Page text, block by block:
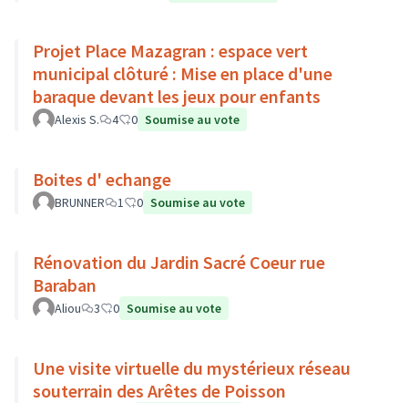
Projet Place Mazagran : espace vert
municipal clôturé : Mise en place d'une
baraque devant les jeux pour enfants
Alexis S. 4 0 Soumise au vote
Boites d' echange
BRUNNER 1 0 Soumise au vote
Rénovation du Jardin Sacré Coeur rue
Baraban
Aliou 3 0 Soumise au vote
Une visite virtuelle du mystérieux réseau
souterrain des Arêtes de Poisson